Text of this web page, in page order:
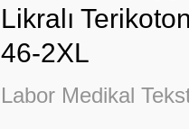
Likralı
46-2XL
Labor Medikal